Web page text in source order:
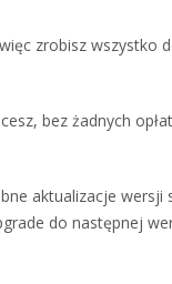
zrobisz wszystko
bez żadnych
aktualizacje wersji
do następnej